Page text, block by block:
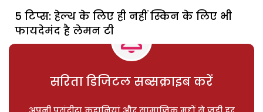
5 टिप्स: हेल्थ के लिए ही नहीं स्किन के लिए भी
फायदेमंद है लेमन टी
सरिता डिजिटल सब्सक्राइब करें